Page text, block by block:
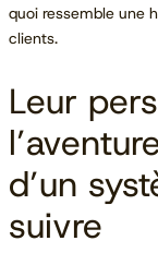
quoi ressemble une
clients.
Leur
d’un
suivre